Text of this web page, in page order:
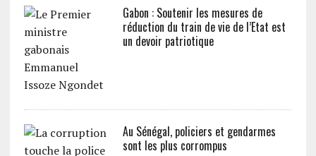
Gabon : Soutenir les mesures de
réduction du train de vie de l’Etat est
un devoir patriotique
Au Sénégal, policiers et gendarmes
sont les plus corrompus